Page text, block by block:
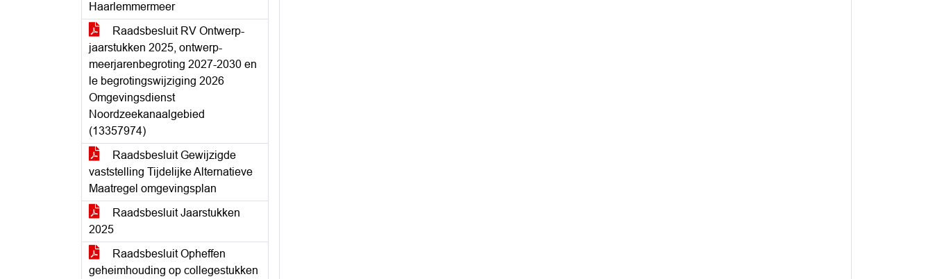
Haarlemmermeer
Raadsbesluit RV Ontwerp-
jaarstukken 2025, ontwerp-
meerjarenbegroting 2027-2030 en
le begrotingswijziging 2026
Omgevingsdienst
Noordzeekanaalgebied
(13357974)
Raadsbesluit Gewijzigde
vaststelling Tijdelijke Alternatieve
Maatregel omgevingsplan
Raadsbesluit Jaarstukken
2025
Raadsbesluit Opheffen
geheimhouding op collegestukken